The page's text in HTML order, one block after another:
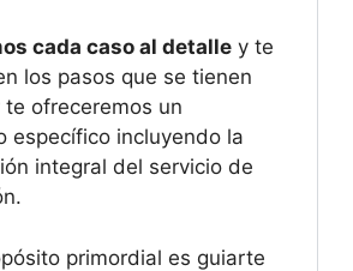
cada caso al detalle y te
los pasos que se tienen
te ofreceremos un
específico incluyendo la
integral del servicio de
primordial es guiarte